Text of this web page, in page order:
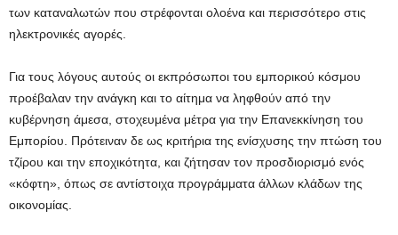
των καταναλωτών που στρέφονται ολοένα και περισσότερο στις
ηλεκτρονικές αγορές.
Για τους λόγους αυτούς οι εκπρόσωποι του εμπορικού κόσμου
προέβαλαν την ανάγκη και το αίτημα να ληφθούν από την
κυβέρνηση άμεσα, στοχευμένα μέτρα για την Επανεκκίνηση του
Εμπορίου. Πρότειναν δε ως κριτήρια της ενίσχυσης την πτώση του
τζίρου και την εποχικότητα, και ζήτησαν τον προσδιορισμό ενός
«κόφτη», όπως σε αντίστοιχα προγράμματα άλλων κλάδων της
οικονομίας.